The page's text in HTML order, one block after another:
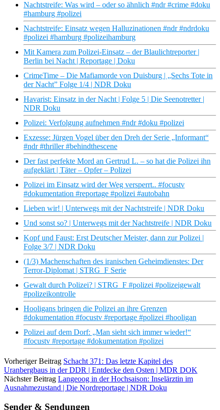
Nachtstreife: Was wird – oder so ähnlich #ndr #crime #doku
#hamburg #polizei
Nachtstreife: Einsatz wegen Halluzinationen #ndr #ndrdoku
#polizei #hamburg #polizeihamburg
Mit Kamera zum Polizei-Einsatz – der Blaulichtreporter |
Berlin bei Nacht | Reportage | Doku
CrimeTime – Die Mafiamorde von Duisburg | „Sechs Tote in
der Nacht” Folge 1/4 | NDR Doku
Havarist: Einsatz in der Nacht | Folge 5 | Die Seenotretter |
NDR Doku
Polizei: Verfolgung aufnehmen #ndr #doku #polizei
Exzesse: Jürgen Vogel über den Dreh der Serie „Informant“
#ndr #thriller #behindthescene
Der fast perfekte Mord an Gertrud L. – so hat die Polizei ihn
aufgeklärt | Täter – Opfer – Polizei
Polizei im Einsatz wird der Weg versperrt.. #focustv
#dokumentation #reportage #polizei #autobahn
Lieben wir! | Unterwegs mit der Nachtstreife | NDR Doku
Und sonst so? | Unterwegs mit der Nachtstreife | NDR Doku
Kopf und Faust: Erst Deutscher Meister, dann zur Polizei |
Folge 3/7 | NDR Doku
(1/3) Machenschaften des iranischen Geheimdienstes: Der
Terror-Diplomat | STRG_F Serie
Gewalt durch Polizei? | STRG_F #polizei #polizeigewalt
#polizeikontrolle
Hooligans bringen die Polizei an ihre Grenzen
#dokumentation #focustv #reportage #polizei #hooligan
Polizei auf dem Dorf: „Man sieht sich immer wieder!“
#focustv #reportage #dokumentation #polizei
Vorheriger Beitrag Schacht 371: Das letzte Kapitel des
Uranbergbaus in der DDR | Entdecke den Osten | MDR DOK
Nächster Beitrag Langeoog in der Hochsaison: Inselärztin im
Ausnahmezustand | Die Nordreportage | NDR Doku
Sender & Sendungen